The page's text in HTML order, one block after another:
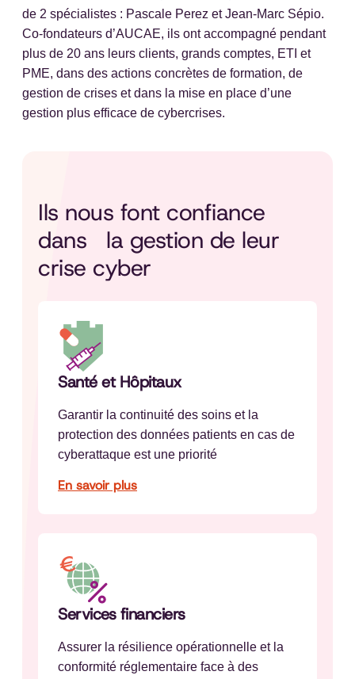
de 2 spécialistes : Pascale Perez et Jean-Marc Sépio.
Co-fondateurs d’AUCAE, ils ont accompagné pendant
plus de 20 ans leurs clients, grands comptes, ETI et
PME, dans des actions concrètes de formation, de
gestion de crises et dans la mise en place d’une
gestion plus efficace de cybercrises.
Ils nous font confiance
dans la gestion de leur
crise cyber
Santé et Hôpitaux
Garantir la continuité des soins et la
protection des données patients en cas de
cyberattaque est une priorité
En savoir plus
Services financiers
Assurer la résilience opérationnelle et la
conformité réglementaire face à des